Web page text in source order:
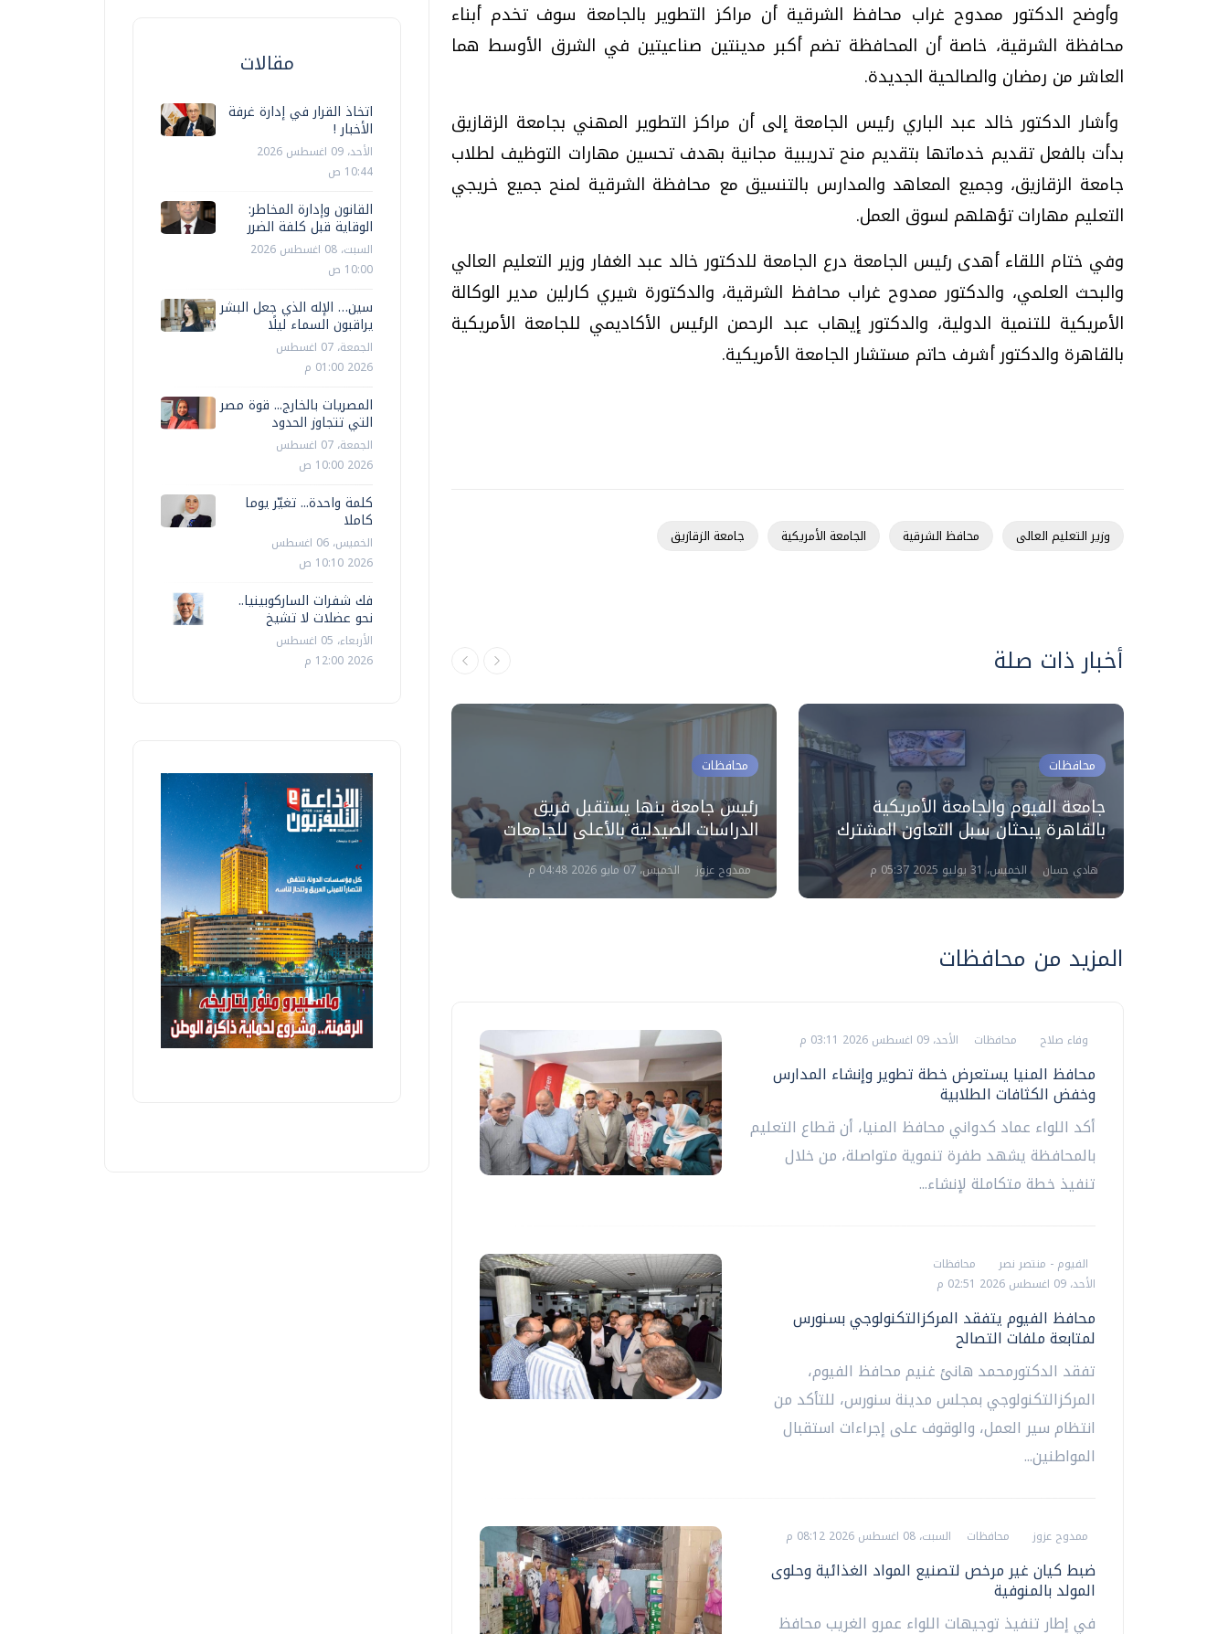
وأوضح الدكتور ممدوح غراب محافظ الشرقية أن مراكز التطوير بالجامعة سوف تخدم أبناء
محافظة الشرقية، خاصة أن المحافظة تضم أكبر مدينتين صناعيتين في الشرق الأوسط هما
العاشر من رمضان والصالحية الجديدة.
وأشار الدكتور خالد عبد الباري رئيس الجامعة إلى أن مراكز التطوير المهني بجامعة الزقازيق
بدأت بالفعل تقديم خدماتها بتقديم منح تدريبية مجانية بهدف تحسين مهارات التوظيف لطلاب
جامعة الزقازيق، وجميع المعاهد والمدارس بالتنسيق مع محافظة الشرقية لمنح جميع خريجي
التعليم مهارات تؤهلهم لسوق العمل.
وفي ختام اللقاء أهدى رئيس الجامعة درع الجامعة للدكتور خالد عبد الغفار وزير التعليم العالي
والبحث العلمي، والدكتور ممدوح غراب محافظ الشرقية، والدكتورة شيري كارلين مدير الوكالة
الأمريكية للتنمية الدولية، والدكتور إيهاب عبد الرحمن الرئيس الأكاديمي للجامعة الأمريكية
بالقاهرة والدكتور أشرف حاتم مستشار الجامعة الأمريكية.
وزير التعليم العالى محافظ الشرقية الجامعة الأمريكية جامعة الزقازيق
أخبار ذات صلة
"الأمن الصناعي والسلامة والصحة
المهنية"..ندوة بجامعة الزقازيق
ممدوح عزوز الإثنين، 17 فبراير 2025 03:29 م
محافظات
رئيس جامعة بنها يستقبل فريق
الدراسات الصيدلية بالأعلى للجامعات
ممدوح عزوز الخميس، 07 مايو 2026 04:48 م
محافظات
جامعة الفيوم والجامعة الأمريكية
بالقاهرة يبحثان سبل التعاون المشترك
هادي حسان الخميس، 31 يوليو 2025 05:37 م
المزيد من محافظات
وفاء صلاح محافظات الأحد، 09 اغسطس 2026 03:11 م
محافظ المنيا يستعرض خطة تطوير وإنشاء المدارس
وخفض الكثافات الطلابية
أكد اللواء عماد كدواني محافظ المنيا، أن قطاع التعليم
بالمحافظة يشهد طفرة تنموية متواصلة، من خلال
تنفيذ خطة متكاملة لإنشاء...
الفيوم - منتصر نصر
محافظات
الأحد، 09 اغسطس 2026 02:51 م
محافظ الفيوم يتفقد المركزالتكنولوجي بسنورس
لمتابعة ملفات التصالح
تفقد الدكتورمحمد هانئ غنيم محافظ الفيوم،
المركزالتكنولوجي بمجلس مدينة سنورس، للتأكد من
انتظام سير العمل، والوقوف على إجراءات استقبال
المواطنين...
ممدوح عزوز محافظات السبت، 08 اغسطس 2026 08:12 م
ضبط كيان غير مرخص لتصنيع المواد الغذائية وحلوى
المولد بالمنوفية
في إطار تنفيذ توجيهات اللواء عمرو الغريب محافظ
مقالات
اتخاذ القرار في إدارة غرفة
الأخبار !
الأحد، 09 اغسطس 2026
10:44 ص
القانون وإدارة المخاطر:
الوقاية قبل كلفة الضرر
السبت، 08 اغسطس 2026
10:00 ص
سين… الإله الذي جعل البشر
يراقبون السماء ليلًا
الجمعة، 07 اغسطس
2026 01:00 م
المصريات بالخارج... قوة مصر
التي تتجاوز الحدود
الجمعة، 07 اغسطس
2026 10:00 ص
كلمة واحدة... تغيّر يوما
كاملا
الخميس، 06 اغسطس
2026 10:10 ص
فك شفرات الساركوبينيا..
نحو عضلات لا تشيخ
الأربعاء، 05 اغسطس
2026 12:00 م